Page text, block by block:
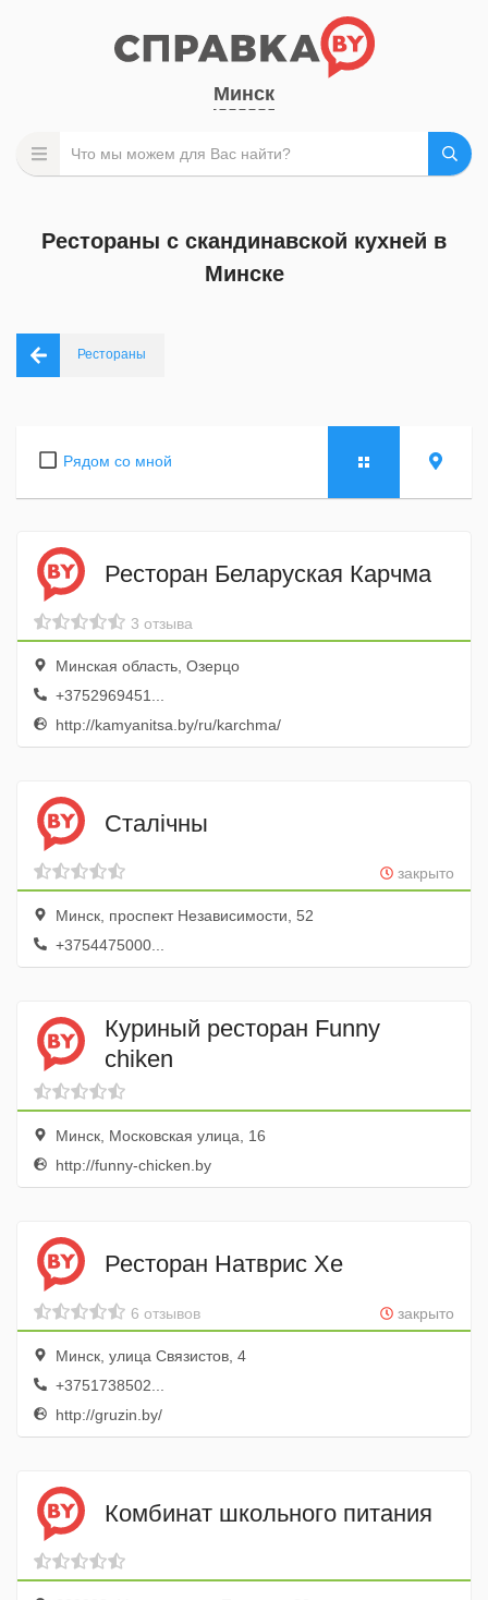
Минск
Рестораны с скандинавской кухней в
Минске
Рестораны
Рядом со мной
Ресторан Беларуская Карчма
3 отзыва
Минская область, Озерцо
+3752969451...
http://kamyanitsa.by/ru/karchma/
Сталiчны
закрыто
Минск, проспект Независимости, 52
+3754475000...
Куриный ресторан Funny
chiken
Минск, Московская улица, 16
http://funny-chicken.by
Ресторан Натврис Хе
закрыто
6 отзывов
Минск, улица Связистов, 4
+3751738502...
http://gruzin.by/
Комбинат школьного питания